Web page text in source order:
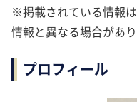
※掲載されている情報
情報と異なる場合があり
プロフィール